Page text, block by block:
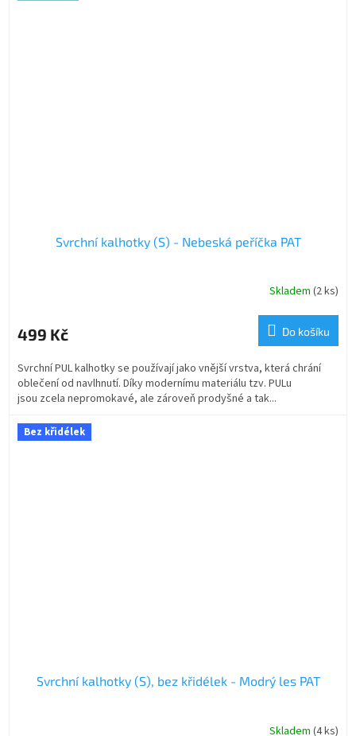
Svrchní kalhotky (S) - Nebeská peříčka PAT
Skladem (2 ks)
499 Kč Do košíku
Svrchní PUL kalhotky se používají jako vnější vrstva, která chrání
oblečení od navlhnutí. Díky modernímu materiálu tzv. PULu
jsou zcela nepromokavé, ale zároveň prodyšné a tak...
Bez křidélek
Svrchní kalhotky (S), bez křidélek - Modrý les PAT
Skladem (4 ks)